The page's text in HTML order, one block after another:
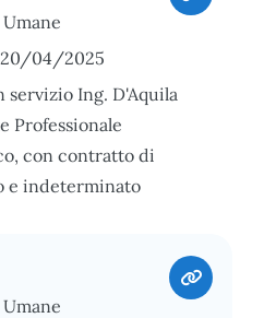
20/04/2025
servizio Ing. D'Aquila
Professionale
con contratto di
e indeterminato